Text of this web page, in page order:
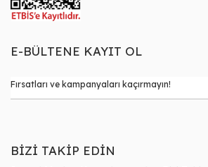
E-BÜLTENE KAYIT OL
BİZİ TAKİP EDİN